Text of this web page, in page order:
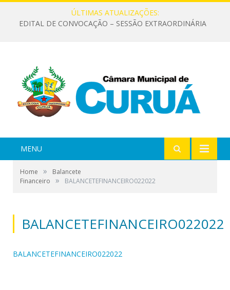
ÚLTIMAS ATUALIZAÇÕES:
EDITAL DE CONVOCAÇÃO – SESSÃO EXTRAORDINÁRIA
MENU
Home »
Balancete
Financeiro
» BALANCETEFINANCEIRO022022
BALANCETEFINANCEIRO022022
BALANCETEFINANCEIRO022022